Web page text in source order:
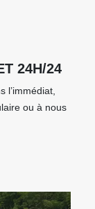
24H/24
l’immédiat,
ou à nous